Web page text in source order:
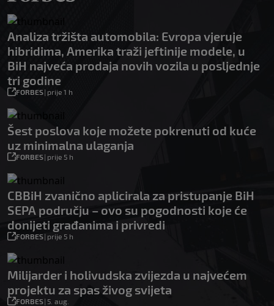
Analiza tržišta automobila: Evropa vjeruje
hibridima, Amerika traži jeftinije modele, u
BiH najveća prodaja novih vozila u posljednje
tri godine
FORBES| prije 1 h
Šest poslova koje možete pokrenuti od kuće
uz minimalna ulaganja
FORBES| prije 5 h
CBBiH zvanično aplicirala za pristupanje BiH
SEPA području – ovo su pogodnosti koje će
donijeti građanima i privredi
FORBES| prije 5 h
Milijarder i holivudska zvijezda u najvećem
projektu za spas živog svijeta
FORBES| 5. aug.